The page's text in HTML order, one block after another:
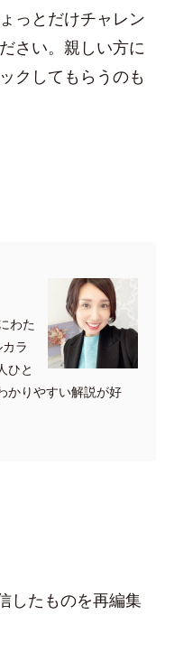
っとだけチャレン
さい。親しい方に
クしてもらうのも
わた
ラ
ひと
かりやすい解説が好
したものを再編集